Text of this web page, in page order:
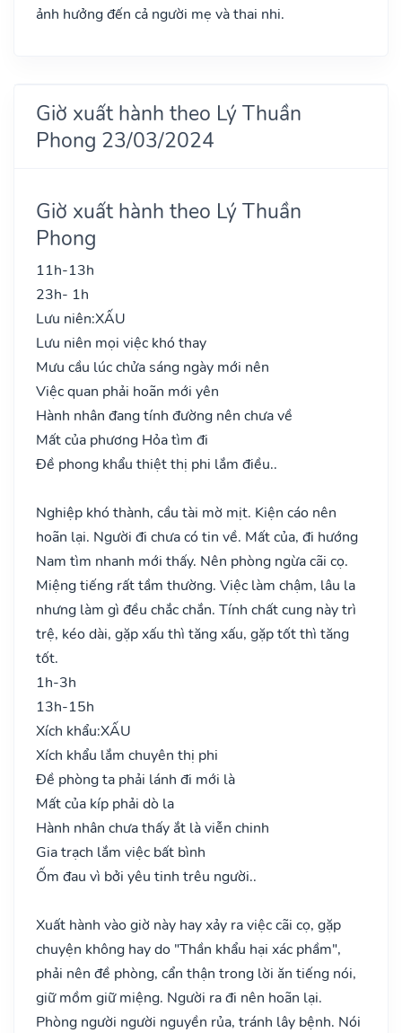
ảnh hưởng đến cả người mẹ và thai nhi.
Giờ xuất hành theo Lý Thuần
Phong 23/03/2024
Giờ xuất hành theo Lý Thuần
Phong
11h-13h
23h- 1h
Lưu niên:XẤU
Lưu niên mọi việc khó thay
Mưu cầu lúc chửa sáng ngày mới nên
Việc quan phải hoãn mới yên
Hành nhân đang tính đường nên chưa về
Mất của phương Hỏa tìm đi
Đề phong khẩu thiệt thị phi lắm điều..
Nghiệp khó thành, cầu tài mờ mịt. Kiện cáo nên
hoãn lại. Người đi chưa có tin về. Mất của, đi hướng
Nam tìm nhanh mới thấy. Nên phòng ngừa cãi cọ.
Miệng tiếng rất tầm thường. Việc làm chậm, lâu la
nhưng làm gì đều chắc chắn. Tính chất cung này trì
trệ, kéo dài, gặp xấu thì tăng xấu, gặp tốt thì tăng
tốt.
1h-3h
13h-15h
Xích khẩu:XẤU
Xích khẩu lắm chuyên thị phi
Đề phòng ta phải lánh đi mới là
Mất của kíp phải dò la
Hành nhân chưa thấy ắt là viễn chinh
Gia trạch lắm việc bất bình
Ốm đau vì bởi yêu tinh trêu người..
Xuất hành vào giờ này hay xảy ra việc cãi cọ, gặp
chuyện không hay do "Thần khẩu hại xác phầm",
phải nên đề phòng, cẩn thận trong lời ăn tiếng nói,
giữ mồm giữ miệng. Người ra đi nên hoãn lại.
Phòng người người nguyền rủa, tránh lây bệnh. Nói